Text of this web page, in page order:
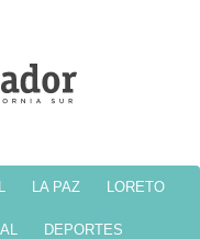
LA PAZ LORETO
DEPORTES